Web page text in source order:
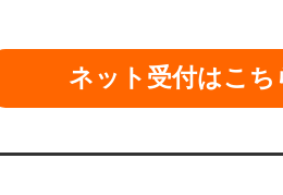
ネット受付はこち